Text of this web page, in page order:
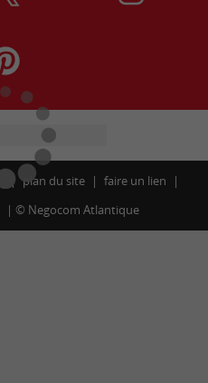
plan du site
faire un lien
© Negocom Atlantique